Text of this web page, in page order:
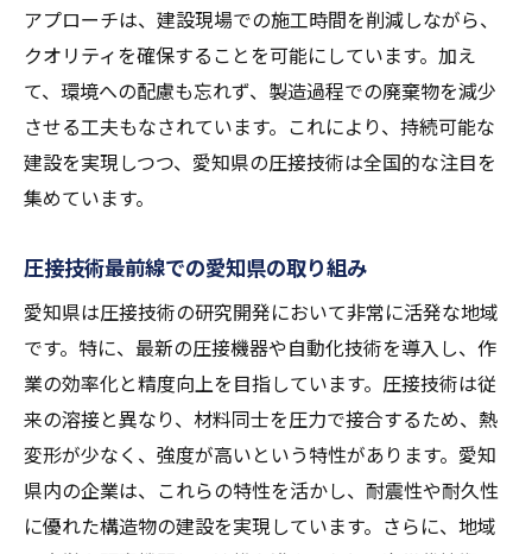
アプローチは、建設現場での施工時間を削減しながら、
クオリティを確保することを可能にしています。加え
て、環境への配慮も忘れず、製造過程での廃棄物を減少
させる工夫もなされています。これにより、持続可能な
建設を実現しつつ、愛知県の圧接技術は全国的な注目を
集めています。
圧接技術最前線での愛知県の取り組み
愛知県は圧接技術の研究開発において非常に活発な地域
です。特に、最新の圧接機器や自動化技術を導入し、作
業の効率化と精度向上を目指しています。圧接技術は従
来の溶接と異なり、材料同士を圧力で接合するため、熱
変形が少なく、強度が高いという特性があります。愛知
県内の企業は、これらの特性を活かし、耐震性や耐久性
に優れた構造物の建設を実現しています。さらに、地域